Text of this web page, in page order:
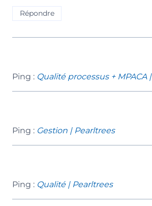
Répondre
Ping : Qualité processus + MPACA
Ping : Gestion | Pearltrees
Ping : Qualité | Pearltrees